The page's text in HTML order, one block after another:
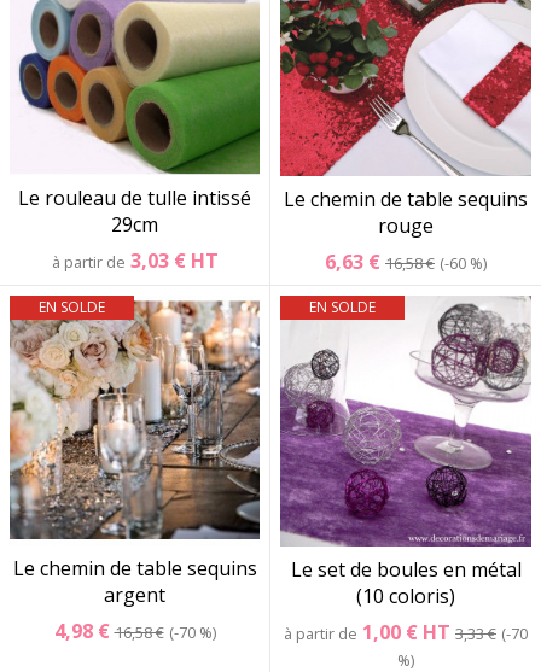
Le rouleau de tulle intissé
29cm
à partir de 3,03 € HT
Le chemin de table sequins
rouge
6,63 € 16,58 € -60 %
EN SOLDE
Le chemin de table sequins
argent
4,98 €16,58 € -70 %
EN SOLDE
Le set de boules en métal
(10 coloris)
à partir de 1,00 € HT 3,33 € -70
%